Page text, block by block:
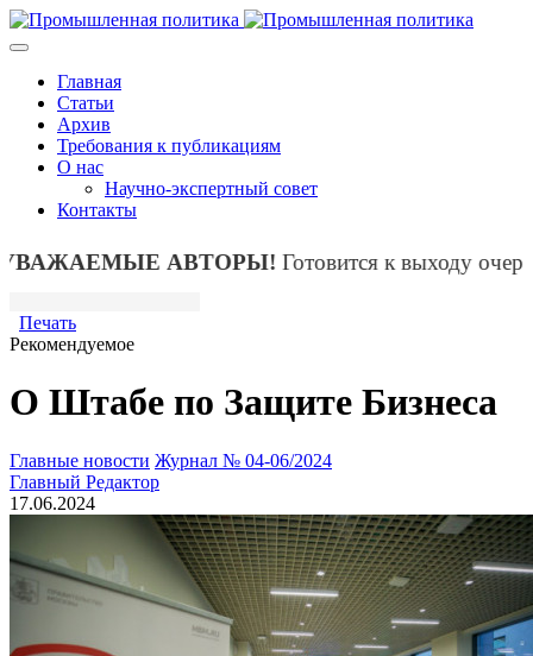
Главная
Статьи
Архив
Требования к публикациям
О нас
Научно-экспертный совет
Контакты
АВТОРЫ!Готовится к выходу
Печать
Рекомендуемое
О Штабе по Защите Бизнеса
Главные новости Журнал № 04-06/2024
Главный Редактор
17.06.2024